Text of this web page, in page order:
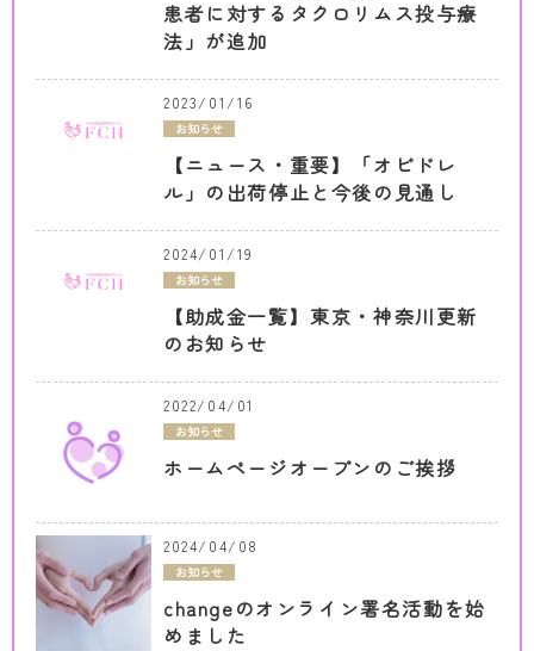
患者に対するタクロリムス投与療
法」が追加
2023/01/16
お知らせ
【ニュース・重要】「オビドレ
ル」の出荷停止と今後の見通し
2024/01/19
お知らせ
【助成金一覧】東京・神奈川更新
のお知らせ
2022/04/01
お知らせ
ホームページオープンのご挨拶
2024/04/08
お知らせ
changeのオンライン署名活動を始
めました